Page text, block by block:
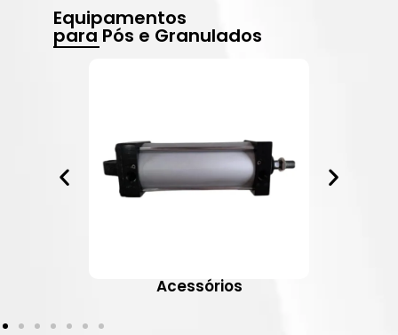
Equipamentos
para Pós e Granulados
Acessórios